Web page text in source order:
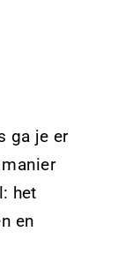
ga je er
het
en